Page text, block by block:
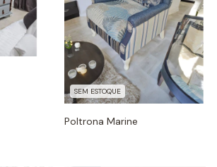
SEM ESTOQUE
Poltrona Marine